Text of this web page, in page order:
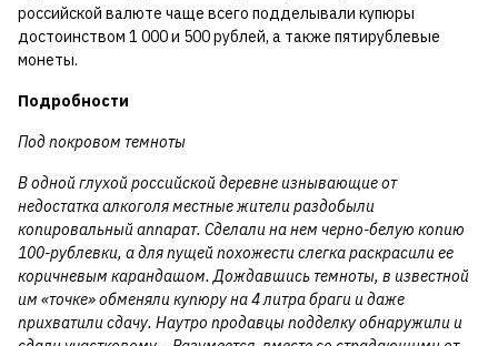
российской валюте чаще всего подделывали купюры
достоинством 1 000 и 500 рублей, а также пятирублевые
монеты.
Подробности
Под покровом темноты
В одной глухой российской деревне изнывающие от
недостатка алкоголя местные жители раздобыли
копировальный аппарат. Сделали на нем черно-белую копию
100-рублевки, а для пущей похожести слегка раскрасили ее
коричневым карандашом. Дождавшись темноты, в известной
им «точке» обменяли купюру на 4 литра браги и даже
прихватили сдачу. Наутро продавцы подделку обнаружили и